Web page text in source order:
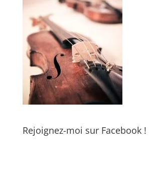
Rejoignez-moi sur Facebook !